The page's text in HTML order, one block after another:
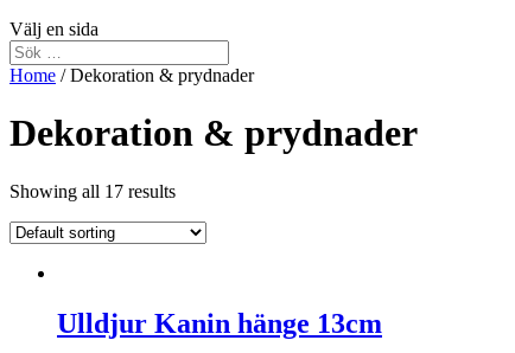
Välj en sida
Home / Dekoration & prydnader
Dekoration & prydnader
Showing all 17 results
Ulldjur Kanin hänge 13cm